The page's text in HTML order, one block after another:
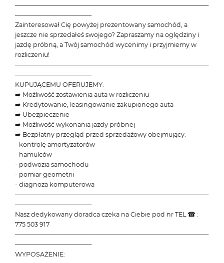
───────────────────────────────────────────
─────────────────
Zainteresował Cię powyżej prezentowany samochód, a
jeszcze nie sprzedałeś swojego? Zapraszamy na oględziny i
jazdę próbną, a Twój samochód wycenimy i przyjmiemy w
rozliczeniu!
───────────────────────────────────────────
─────────────────
KUPUJĄCEMU OFERUJEMY:
➡️ Możliwość zostawienia auta w rozliczeniu
➡️ Kredytowanie, leasingowanie zakupionego auta
➡️ Ubezpieczenie
➡️ Możliwość wykonania jazdy próbnej
➡️ Bezpłatny przegląd przed sprzedażowy obejmujący:
- kontrolę amortyzatorów
- hamulców
- podwozia samochodu
- pomiar geometrii
- diagnoza komputerowa
───────────────────────────────────────────
─────────────────
Nasz dedykowany doradca czeka na Ciebie pod nr TEL ☎ :
775 503 917
───────────────────────────────────────────
─────────────────
WYPOSAŻENIE: